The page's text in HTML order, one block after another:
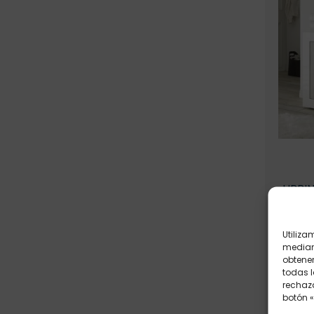
todas
botón